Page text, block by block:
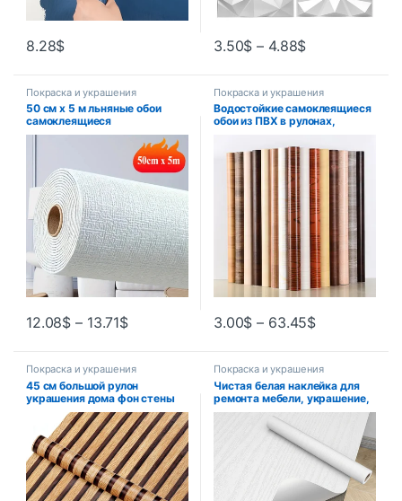
8.28$ 3.50$ – 4.88$
Покраска и украшения
50 см x 5 м льняные обои
самоклеящиеся
водонепроницаемые
съемные обои для спальни
12.08$ – 13.71$
Покраска и украшения
Водостойкие самоклеящиеся
обои из ПВХ в рулонах,
виниловая декоративная
пленка, наклейки под дерево
для домашнего декора
3.00$ – 63.45$
Покраска и украшения
45 см большой рулон
украшения дома фон стены
стол шкаф обои деревянные
полосы водостойкие ПВХ
самоклеящиеся наклейки на
стену
Покраска и украшения
Чистая белая наклейка для
ремонта мебели, украшение,
водостойкая настольная
дверь шкафа,
самоклеящиеся бытовые
обои под дерево